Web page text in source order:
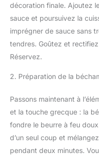
décoration finale. Ajoutez
sauce et poursuivez la
imprégner de sauce sans
tendres. Goûtez et rectifiez
Réservez.
2. Préparation de la
Passons maintenant à
et la touche grecque : la
fondre le beurre à feu
d’un seul coup et
pendant deux minutes.